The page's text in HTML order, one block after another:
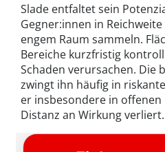
Slade entfaltet sein
Gegner:innen in
engem Raum sammeln.
Bereiche kurzfristig
Schaden verursachen. Die
zwingt ihn häufig in
er insbesondere in
Distanz an Wirkung verliert.